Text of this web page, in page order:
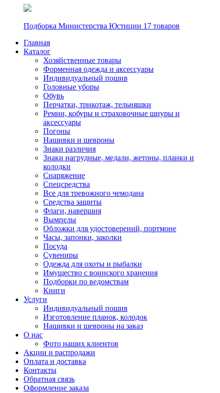
Подборка Министерства Юстиции 17 товаров
Главная
Каталог
Хозяйственные товары
Форменная одежда и аксессуары
Индивидуальный пошив
Головные уборы
Обувь
Перчатки, трикотаж, тельняшки
Ремни, кобуры и страховочные шнуры и
аксессуары
Погоны
Нашивки и шевроны
Знаки различия
Знаки нагрудные, медали, жетоны, планки и
колодки
Снаряжение
Спецсредства
Все для тревожного чемодана
Средства защиты
Флаги, навершия
Вымпелы
Обложки для удостоверений, портмоне
Часы, запонки, заколки
Посуда
Сувениры
Одежда для охоты и рыбалки
Имущество с воинского хранения
Подборки по ведомствам
Книги
Услуги
Индивидуальный пошив
Изготовление планок, колодок
Нашивки и шевроны на заказ
О нас
Фото наших клиентов
Акции и распродажи
Оплата и доставка
Контакты
Обратная связь
Оформление заказа